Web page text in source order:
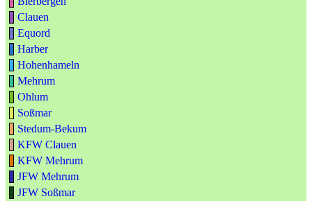
Clauen
Equord
Harber
Hohenhameln
Mehrum
Ohlum
Soßmar
Stedum-Bekum
KFW Clauen
KFW Mehrum
JFW Mehrum
JFW Soßmar